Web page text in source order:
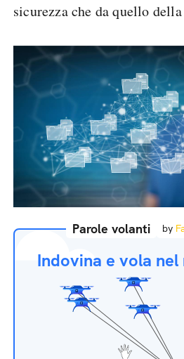
sicurezza che da quello
Parole volanti by
Indovina e vola